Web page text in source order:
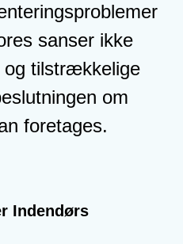
sanser ikke
og tilstrækkelige
om
foretages.
Indendørs